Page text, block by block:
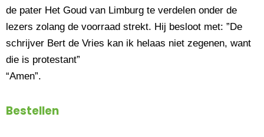
de pater Het Goud van Limburg te verdelen onder de
lezers zolang de voorraad strekt. Hij besloot met: ”De
schrijver Bert de Vries kan ik helaas niet zegenen, want
die is protestant”
“Amen”.
Bestellen